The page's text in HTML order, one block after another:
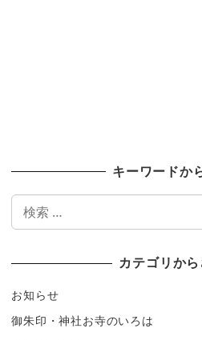
キーワードか
カテゴリか
お知らせ
御朱印・神社お寺のいろは